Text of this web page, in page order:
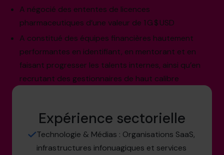
A négocié des ententes de licences
pharmaceutiques d’une valeur de 1 G $ USD
A constitué des équipes financières hautement
performantes en identifiant, en mentorant et en
faisant progresser les talents internes, ainsi qu’en
recrutant des gestionnaires de haut calibre
Expérience sectorielle
Technologie & Médias : Organisations SaaS,
infrastructures infonuagiques et services